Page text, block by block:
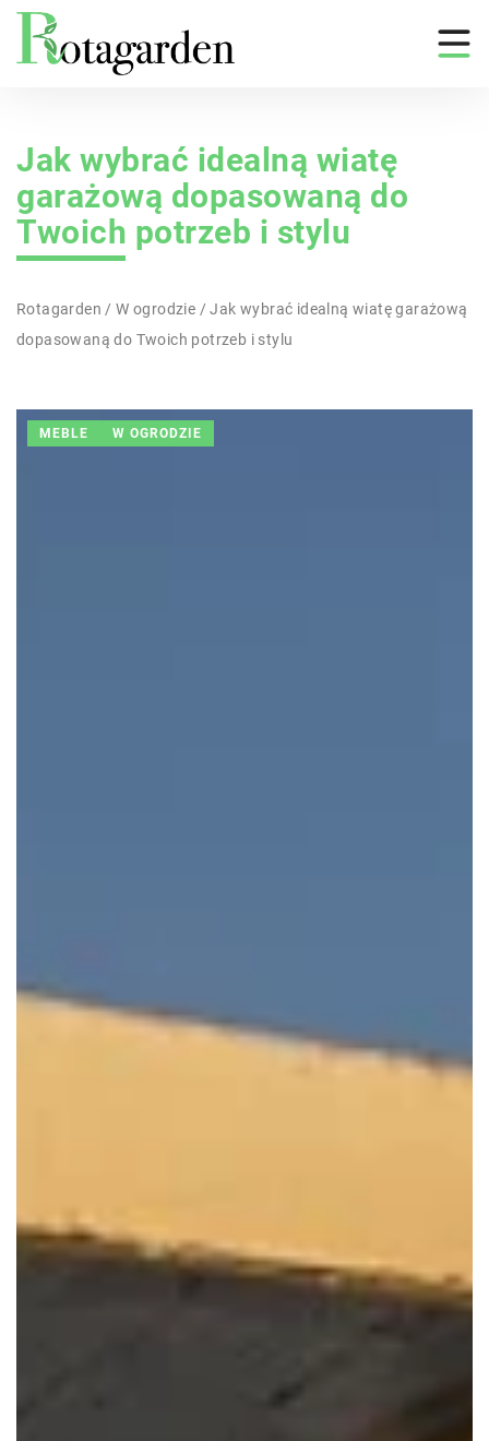
Jak wybrać idealną wiatę
garażową dopasowaną do
Twoich potrzeb i stylu
Rotagarden /W ogrodzie /Jak wybrać idealną wiatę garażową
dopasowaną do Twoich potrzeb i stylu
MEBLE W OGRODZIE